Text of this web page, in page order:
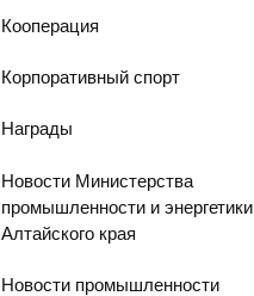
Кооперация
Корпоративный спорт
Награды
Новости Министерства
промышленности и энергетики
Алтайского края
Новости промышленности